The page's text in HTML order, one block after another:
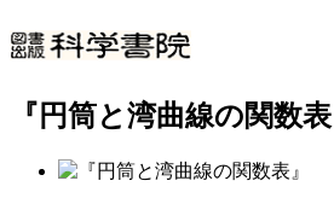
『円筒と湾曲線の関数表